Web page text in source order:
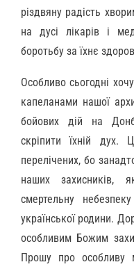
різдвяну радість
на дусі лікарів і
боротьбу за їхнє
Особливо сьогодні
капеланами нашої
бойових дій на
скріпити їхній
перелічених, бо
наших захисників,
смертельну
української родини.
особливим Божим
Прошу про особливу